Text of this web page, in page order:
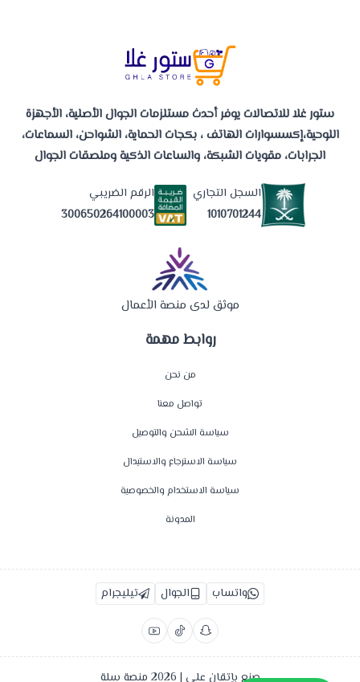
روابط مهمة
من نحن
تواصل معنا
سياسة الشحن والتوصيل
سياسة الاسترجاع والاستبدال
سياسة الاستخدام والخصوصية
المدونة
ستور غلا للاتصالات يوفر أحدث مستلزمات الجوال الأصلية، الأجهزة
اللوحية،إكسسوارات الهاتف ، بكجات الحماية، الشواحن، السماعات،
الجرابات، مقويات الشبكة، والساعات الذكية وملصقات الجوال
السجل التجاري
1010701244
الرقم الضريبي
300650264100003
موثق لدى منصة الأعمال
واتساب الجوال تيليجرام
صنع بإتقان على | 2026 منصة سلة